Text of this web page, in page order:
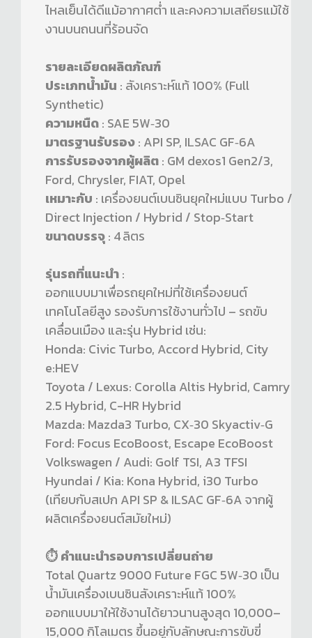
ไหลเย็นได้ดีแม้อากาศต่ำ และคงความเสถียรแม้ใช้
งานบนถนนที่ร้อนจัด
รายละเอียดผลิตภัณฑ์
ประเภทน้ำมัน : สังเคราะห์แท้ 100% (Full
Synthetic)
ความหนืด: SAE 5W‑30
มาตรฐานรับรอง: API SP, ILSAC GF‑6A
การรับรองจากผู้ผลิต: GM dexos1 Gen2/3,
Ford, Chrysler, FIAT, Opel
เหมาะกับ : เครื่องยนต์เบนซินยุคใหม่แบบ Turbo /
Direct Injection / Hybrid / Stop‑Start
ขนาดบรรจุ: 4 ลิตร
รุ่นรถที่แนะนำ:
ออกแบบมาเพื่อรถยุคใหม่ที่ใช้เครื่องยนต์
เทคโนโลยีสูง รองรับการใช้งานทั่วไป – รถขับ
เคลื่อนเมือง และรุ่น Hybrid เช่น:
Honda: Civic Turbo, Accord Hybrid, City
e:HEV
Toyota / Lexus: Corolla Altis Hybrid, Camry
2.5 Hybrid, C-HR Hybrid
Mazda: Mazda3 Turbo, CX‑30 Skyactiv‑G
Ford: Focus EcoBoost, Escape EcoBoost
Volkswagen / Audi: Golf TSI, A3 TFSI
Hyundai / Kia: Kona Hybrid, i30 Turbo
(เทียบกับสเปก API SP & ILSAC GF‑6A จากผู้
ผลิตเครื่องยนต์สมัยใหม่)
⏱️ คำแนะนำรอบการเปลี่ยนถ่าย
Total Quartz 9000 Future FGC 5W‑30 เป็น
น้ำมันเครื่องเบนซินสังเคราะห์แท้ 100%
ออกแบบมาให้ใช้งานได้ยาวนานสูงสุด 10,000–
15,000 กิโลเมตร ขึ้นอยู่กับลักษณะการขับขี่